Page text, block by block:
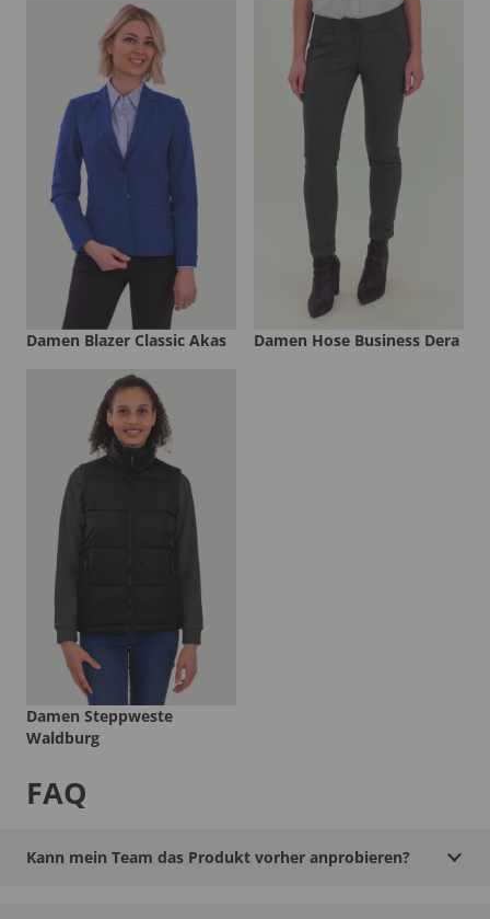
Damen Blazer Classic Akas Damen Hose Business Dera
Damen Steppweste
Waldburg
FAQ
Kann mein Team das Produkt vorher anprobieren?